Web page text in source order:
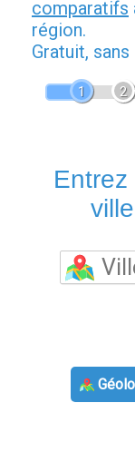
comparatifs
région.
Gratuit,
1 2